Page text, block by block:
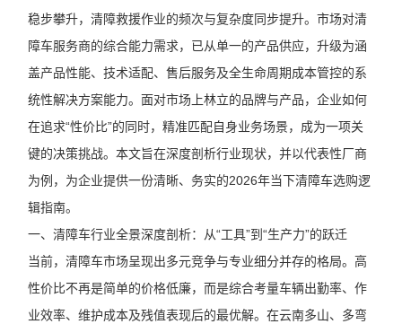
稳步攀升，清障救援作业的频次与复杂度同步提升。市场对清
障车服务商的综合能力需求，已从单一的产品供应，升级为涵
盖产品性能、技术适配、售后服务及全生命周期成本管控的系
统性解决方案能力。面对市场上林立的品牌与产品，企业如何
在追求“性价比”的同时，精准匹配自身业务场景，成为一项关
键的决策挑战。本文旨在深度剖析行业现状，并以代表性厂商
为例，为企业提供一份清晰、务实的2026年当下清障车选购逻
辑指南。
一、清障车行业全景深度剖析：从“工具”到“生产力”的跃迁
当前，清障车市场呈现出多元竞争与专业细分并存的格局。高
性价比不再是简单的价格低廉，而是综合考量车辆出勤率、作
业效率、维护成本及残值表现后的最优解。在云南多山、多弯